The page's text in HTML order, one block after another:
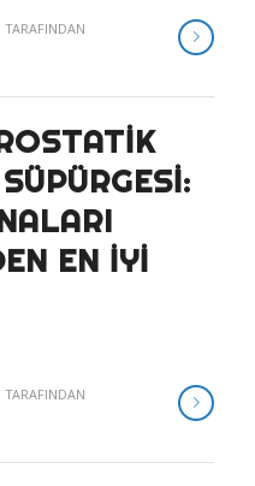
TARAFINDAN
EN İYI
TARAFINDAN